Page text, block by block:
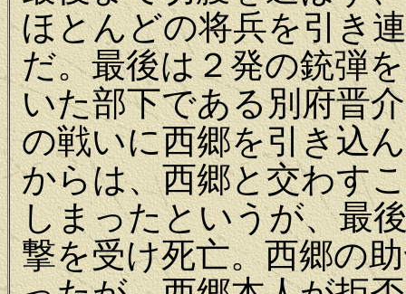
ほとんどの将兵を引き
だ。最後は２発の銃弾
いた部下である別府晋
の戦いに西郷を引き込
からは、西郷と交わす
しまったというが、最
撃を受け死亡。西郷の